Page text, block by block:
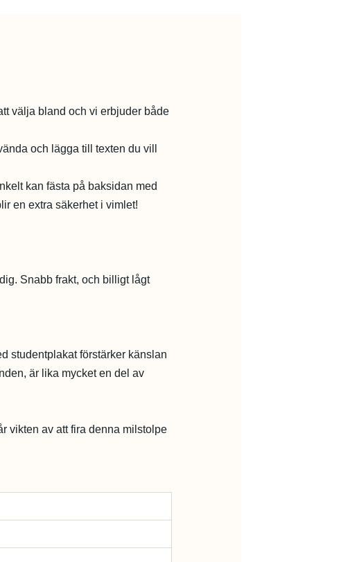
välja bland och vi erbjuder både
och lägga till texten du vill
kan fästa på baksidan med
en extra säkerhet i vimlet!
Snabb frakt, och billigt lågt
studentplakat förstärker känslan
är lika mycket en del av
vikten av att fira denna milstolpe